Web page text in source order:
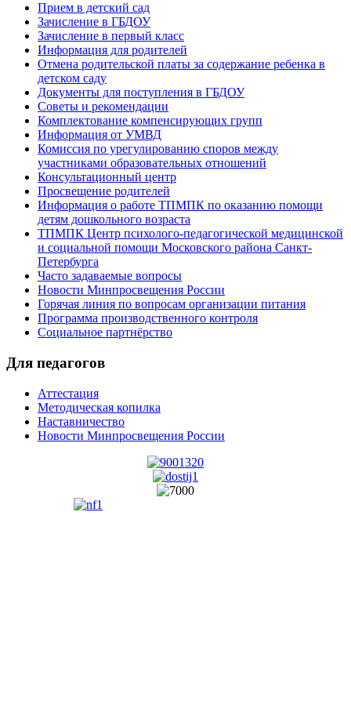
Прием в детский сад
Зачисление в ГБДОУ
Зачисление в первый класс
Информация для родителей
Отмена родительской платы за содержание ребенка в
детском саду
Документы для поступления в ГБДОУ
Советы и рекомендации
Комплектование компенсирующих групп
Информация от УМВД
Комиссия по урегулированию споров между
участниками образовательных отношений
Консультационный центр
Просвещение родителей
Информация о работе ТПМПК по оказанию помощи
детям дошкольного возраста
ТПМПК Центр психолого-педагогической медицинской
и социальной помощи Московского района Санкт-
Петербурга
Часто задаваемые вопросы
Новости Минпросвещения России
Горячая линия по вопросам организации питания
Программа производственного контроля
Социальное партнёрство
Для педагогов
Аттестация
Методическая копилка
Наставничество
Новости Минпросвещения России